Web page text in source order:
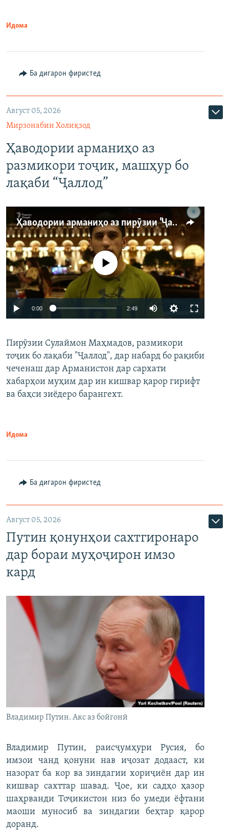
Идома
Ба дигарон фиристед
Август 05, 2026
Мирзонабии Холиқзод
Ҳаводории арманиҳо аз
размикори тоҷик, машҳур бо
лақаби “Ҷаллод”
Ҳаводории арманиҳо аз пирӯзии "Ҷаллод"-и тоҷик
Auto 240p 360p 480p
720p 1080p
Феълан кор намекунад
0:00 2:49
360p
480p
Пирӯзии Сулаймон Маҳмадов, размикори
тоҷик бо лақаби "Ҷаллод", дар набард бо рақиби
чеченаш дар Арманистон дар сархати
хабарҳои муҳим дар ин кишвар қарор гирифт
ва баҳси зиёдеро барангехт.
Идома
Ба дигарон фиристед
Август 05, 2026
Путин қонунҳои сахтгиронаро
дар бораи муҳоҷирон имзо
кард
Владимир Путин. Акс аз бойгонӣ
Владимир Путин, раисҷумҳури Русия, бо
имзои чанд қонуни нав иҷозат додааст, ки
назорат ба кор ва зиндагии хориҷиён дар ин
кишвар сахттар шавад. Ҷое, ки садҳо ҳазор
шаҳрванди Тоҷикистон низ бо умеди ёфтани
маоши муносиб ва зиндагии беҳтар қарор
доранд.